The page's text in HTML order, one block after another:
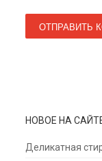
НОВОЕ НА
Деликатная